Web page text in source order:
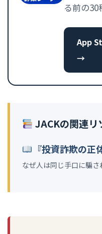
る前の30
App
→
JACKの関連リ
『投資詐欺の正
なぜ人は同じ手口に騙さ